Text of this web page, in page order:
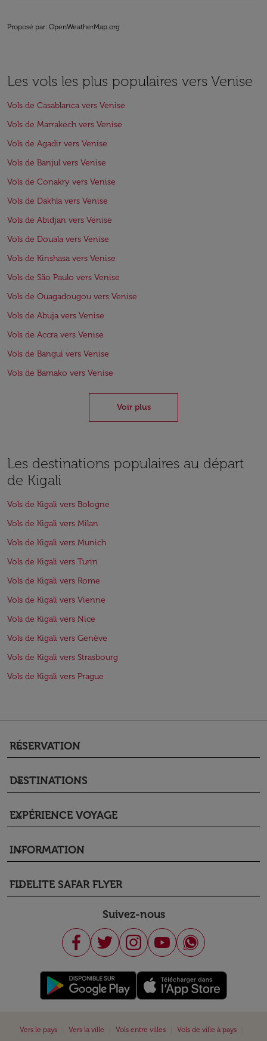
Proposé par: OpenWeatherMap.org
Les vols les plus populaires vers Venise
Vols de Casablanca vers Venise
Vols de Marrakech vers Venise
Vols de Agadir vers Venise
Vols de Banjul vers Venise
Vols de Conakry vers Venise
Vols de Dakhla vers Venise
Vols de Abidjan vers Venise
Vols de Douala vers Venise
Vols de Kinshasa vers Venise
Vols de São Paulo vers Venise
Vols de Ouagadougou vers Venise
Vols de Abuja vers Venise
Vols de Accra vers Venise
Vols de Bangui vers Venise
Vols de Bamako vers Venise
Voir plus
Les destinations populaires au départ
de Kigali
Vols de Kigali vers Bologne
Vols de Kigali vers Milan
Vols de Kigali vers Munich
Vols de Kigali vers Turin
Vols de Kigali vers Rome
Vols de Kigali vers Vienne
Vols de Kigali vers Nice
Vols de Kigali vers Genève
Vols de Kigali vers Strasbourg
Vols de Kigali vers Prague
RÉSERVATION
keyboard_arrow_down
DESTINATIONS
keyboard_arrow_down
EXPÉRIENCE VOYAGE
keyboard_arrow_down
INFORMATION
keyboard_arrow_down
FIDELITE SAFAR FLYER
keyboard_arrow_down
Suivez-nous
Vers le pays Vers la ville Vols entre villes Vols de ville à pays